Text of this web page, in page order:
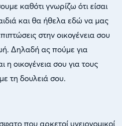
καθότι γνωρίζω ότι είσαι
και θα ήθελα εδώ να μας
στην οικογένεια σου
Δηλαδή ας πούμε για
οικογένεια σου για τους
τη δουλειά σου.
που αρκετοί υγειονομικοί